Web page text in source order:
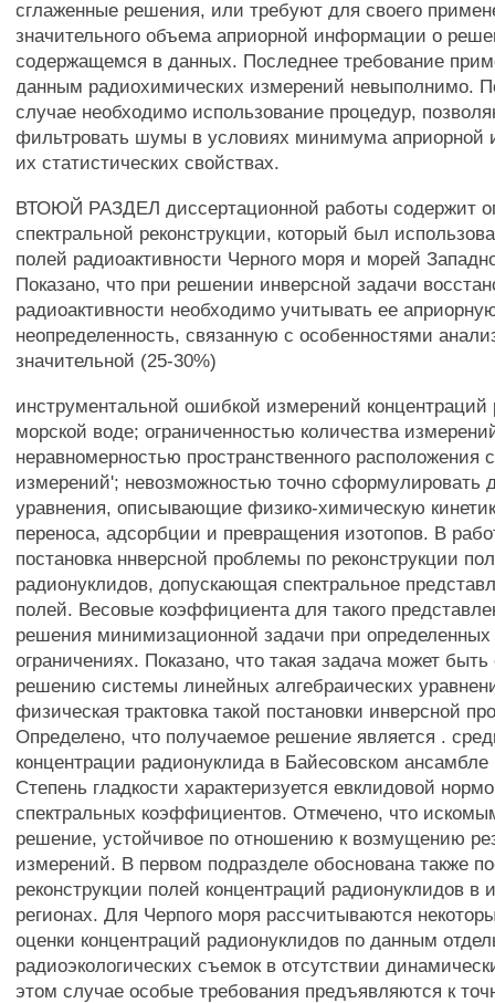
сглаженные решения, или требуют для своего
значительного объема априорной информации о
содержащемся в данных. Последнее требование
данным радиохимических измерений невыполнимо.
случае необходимо использование процедур,
фильтровать шумы в условиях минимума
их статистических свойствах.
ВТОЮЙ РАЗДЕЛ диссертационной работы содержит
спектральной реконструкции, который был
полей радиоактивности Черного моря и морей
Показано, что при решении инверсной задачи
радиоактивности необходимо учитывать ее
неопределенность, связанную с особенностями
значительной (25-30%)
инструментальной ошибкой измерений концентраций
морской воде; ограниченностью количества
неравномерностью пространственного расположения
измерений'; невозможностью точно сформулировать
уравнения, описывающие физико-химическую
переноса, адсорбции и превращения изотопов. В
постановка ннверсной проблемы по реконструкции
радионуклидов, допускающая спектральное
полей. Весовые коэффициента для такого
решения минимизационной задачи при
ограничениях. Показано, что такая задача может быть
решению системы линейных алгебраических
физическая трактовка такой постановки инверсной
Определено, что получаемое решение является .
концентрации радионуклида в Байесовском
Степень гладкости характеризуется евклидовой
спектральных коэффициентов. Отмечено, что
решение, устойчивое по отношению к возмущению
измерений. В первом подразделе обоснована также
реконструкции полей концентраций радионуклидов в
регионах. Для Черпого моря рассчитываются
оценки концентраций радионуклидов по данным
радиоэкологических съемок в отсутствии
этом случае особые требования предъявляются к